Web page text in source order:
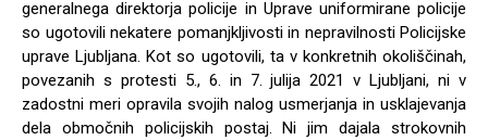
generalnega direktorja policije in Uprave uniformirane policije
so ugotovili nekatere pomanjkljivosti in nepravilnosti Policijske
uprave Ljubljana. Kot so ugotovili, ta v konkretnih okoliščinah,
povezanih s protesti 5., 6. in 7. julija 2021 v Ljubljani, ni v
zadostni meri opravila svojih nalog usmerjanja in usklajevanja
dela območnih policijskih postaj. Ni jim dajala strokovnih